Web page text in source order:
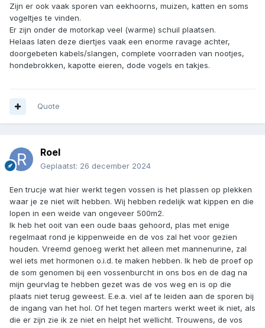
Zijn er ook vaak sporen van eekhoorns, muizen, katten en soms
vogeltjes te vinden.
Er zijn onder de motorkap veel (warme) schuil plaatsen.
Helaas laten deze diertjes vaak een enorme ravage achter,
doorgebeten kabels/slangen, complete voorraden van nootjes,
hondebrokken, kapotte eieren, dode vogels en takjes.
Quote
Roel
Geplaatst: 26 december 2024
Een trucje wat hier werkt tegen vossen is het plassen op plekken
waar je ze niet wilt hebben. Wij hebben redelijk wat kippen en die
lopen in een weide van ongeveer 500m2.
Ik heb het ooit van een oude baas gehoord, plas met enige
regelmaat rond je kippenweide en de vos zal het voor gezien
houden. Vreemd genoeg werkt het alleen met mannenurine, zal
wel iets met hormonen o.i.d. te maken hebben. Ik heb de proef op
de som genomen bij een vossenburcht in ons bos en de dag na
mijn geurvlag te hebben gezet was de vos weg en is op die
plaats niet terug geweest. E.e.a. viel af te leiden aan de sporen bij
de ingang van het hol. Of het tegen marters werkt weet ik niet, als
die er zijn zie ik ze niet en helpt het wellicht. Trouwens, de vos